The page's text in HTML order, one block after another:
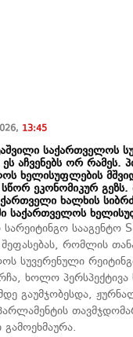
13:45
საქართველოს
ეს აჩვენებს ორ რამეს.
ხელისუფლების
ეკონომიკურ გეზს.
ქართველი ხალხის
საქართველოს
სააგენტო
რომლის
სუვერენული
ხოლო პერსპექტივა
გაუმჯობესდა,
გამოეხმაურა.